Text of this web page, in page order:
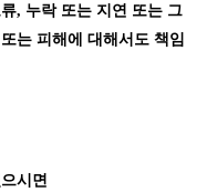
, 누락 또는 지연 또는 그
는 피해에 대해서도 책임
시면